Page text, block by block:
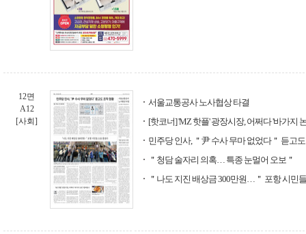
12면
A12
[사회]
서울교통공사 노사협상 타결
[핫코너] 'MZ 핫플' 광장시장, 어쩌다 '바가지
민주당 인사, ＂尹 수사 무마 없었다＂ 듣고
＂청담 술자리 의혹… 특종 눈멀어 오보＂
＂나도 지진 배상금 300만원…＂ 포항 시민